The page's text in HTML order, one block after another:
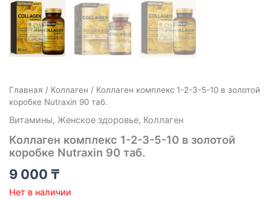
Главная / Коллаген / Коллаген комплекс 1-2-3-5-10 в золотой
коробке Nutraxin 90 таб.
Витамины, Женское здоровье, Коллаген
Коллаген комплекс 1-2-3-5-10 в золотой
коробке Nutraxin 90 таб.
9 000 ₸
Нет в наличии